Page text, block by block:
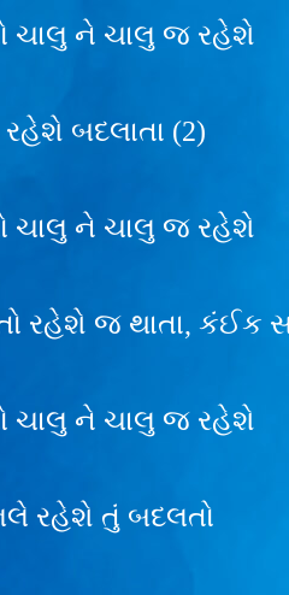
ને ચાલુ જ રહેશે
રહેશે બદલાતા (2)
ને ચાલુ જ રહેશે
રહેશે જ થાતા, કંઈક
ને ચાલુ જ રહેશે
રહેશે તું બદલતો